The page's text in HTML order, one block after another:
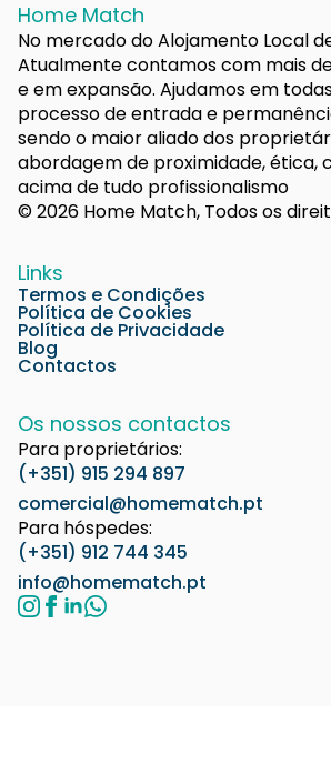
Home Match
No mercado do Alojamento Local
Atualmente contamos com mais
e em expansão. Ajudamos em
processo de entrada e
sendo o maior aliado dos
abordagem de proximidade, ética,
acima de tudo profissionalismo
© 2026 Home Match, Todos os
Links
Termos e Condições
Política de Cookies
Política de Privacidade
Blog
Contactos
Os nossos contactos
Para proprietários:
(+351) 915 294 897
comercial@homematch.pt
Para hóspedes:
(+351) 912 744 345
info@homematch.pt